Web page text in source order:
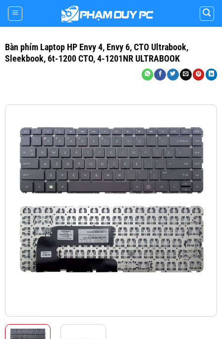
Skip
content
Bàn phím Laptop HP Envy 4, Envy 6, CTO Ultrabook,
Sleekbook, 6t-1200 CTO, 4-1201NR ULTRABOOK